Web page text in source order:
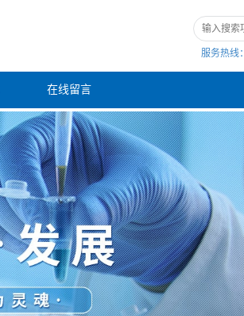
服务热线：
在线留言